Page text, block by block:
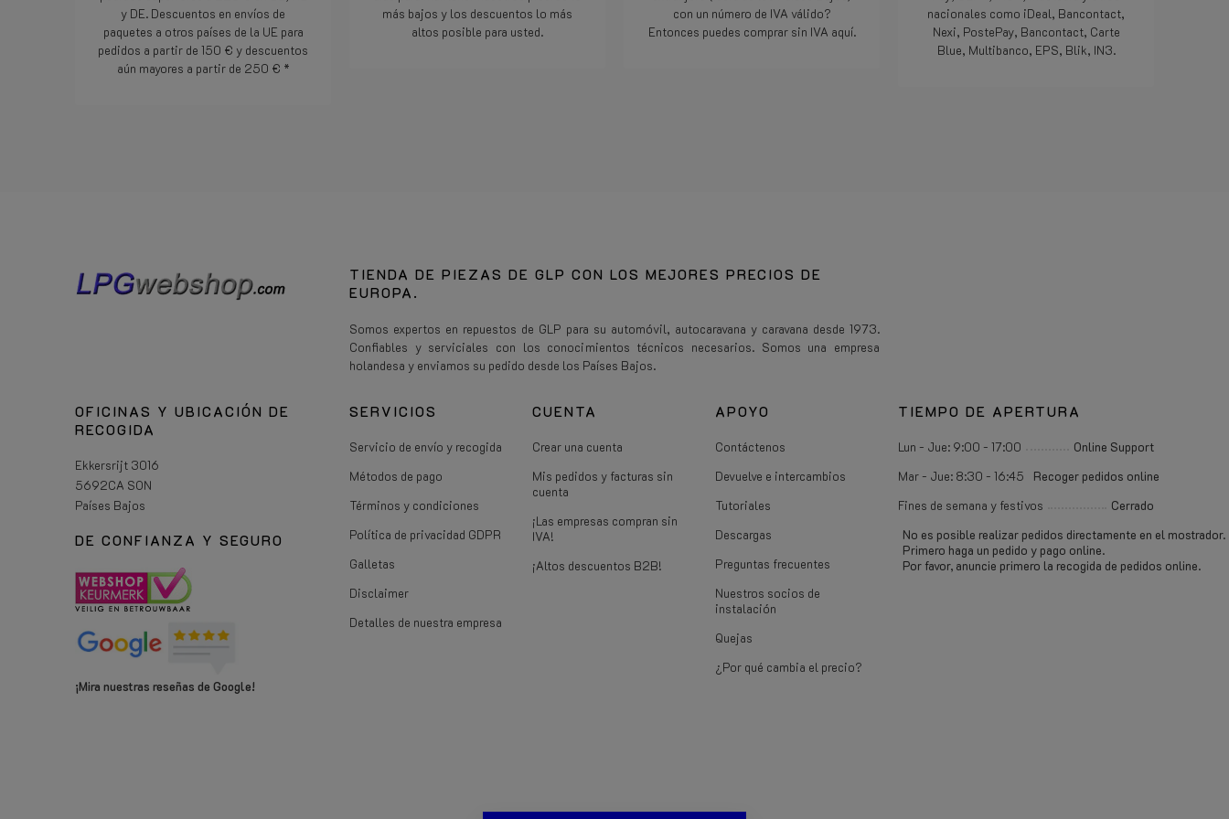
y DE. Descuentos en envíos de
paquetes a otros países de la UE para
pedidos a partir de 150 € y descuentos
aún mayores a partir de 250 € *
más bajos y los descuentos lo más
altos posible para usted.
con un número de IVA válido?
Entonces puedes comprar sin IVA aquí.
nacionales como iDeal, Bancontact,
Nexi, PostePay, Bancontact, Carte
Blue, Multibanco, EPS, Blik, IN3.
TIENDA DE PIEZAS DE GLP CON LOS MEJORES PRECIOS DE
EUROPA.
Somos expertos en repuestos de GLP para su automóvil, autocaravana y caravana desde 1973.
Confiables y serviciales con los conocimientos técnicos necesarios. Somos una empresa
holandesa y enviamos su pedido desde los Países Bajos.
OFICINAS Y UBICACIÓN DE
RECOGIDA
Ekkersrijt 3016
5692CA SON
Países Bajos
DE CONFIANZA Y SEGURO
¡Mira nuestras reseñas de Google!
SERVICIOS
Servicio de envío y recogida
Métodos de pago
Términos y condiciones
Política de privacidad GDPR
Galletas
Disclaimer
Detalles de nuestra empresa
CUENTA
Crear una cuenta
Mis pedidos y facturas sin
cuenta
¡Las empresas compran sin
IVA!
¡Altos descuentos B2B!
APOYO
Contáctenos
Devuelve e intercambios
Tutoriales
Descargas
Preguntas frecuentes
Nuestros socios de
instalación
Quejas
¿Por qué cambia el precio?
TIEMPO DE APERTURA
Lun - Jue: 9:00 - 17:00
Online Support
Mar - Jue: 8:30 - 16:45
Recoger pedidos online
Fines de semana y festivos
Cerrado
No es posible realizar pedidos directamente en el mostrador.
Primero haga un pedido y pago online.
Por favor, anuncie primero la recogida de pedidos online.